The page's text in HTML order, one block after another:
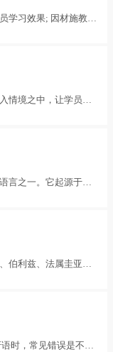
创设丰富多样的西班牙语情境，将课程内容融入情境之中，让学员在沉浸式的学习环境中感受语言
珠海斗门区哪里有西班牙语培训班 学习西班牙语时，常见错误是不可避